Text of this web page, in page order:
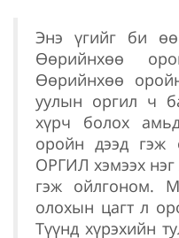
Энэ үгийг би
Өөрийнхөө
Өөрийнхөө
уулын оргил ч
хүрч болох
оройн дээд гэж
ОРГИЛ хэмээх нэг
гэж ойлгоном.
олохын цагт л
Түүнд хүрэхийн